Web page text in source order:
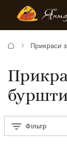
Прикраси
Фільтр